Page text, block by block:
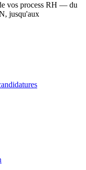
vos process RH — du
jusqu'aux